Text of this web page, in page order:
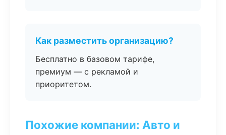
Как разместить организацию?
Бесплатно в базовом тарифе,
премиум — с рекламой и
приоритетом.
Похожие компании: Авто и